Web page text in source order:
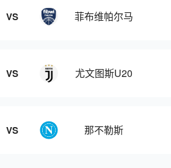
VS 菲布维帕尔马
VS 尤文图斯U20
VS 那不勒斯